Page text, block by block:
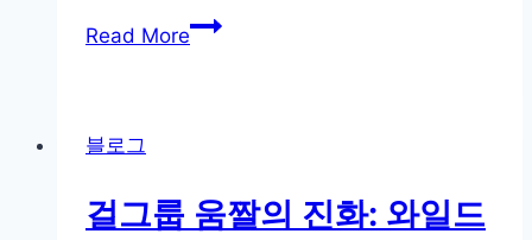
식
의
법
Read MoreBLUE
루
블로그
걸그룹 움짤의 진화: 와일드